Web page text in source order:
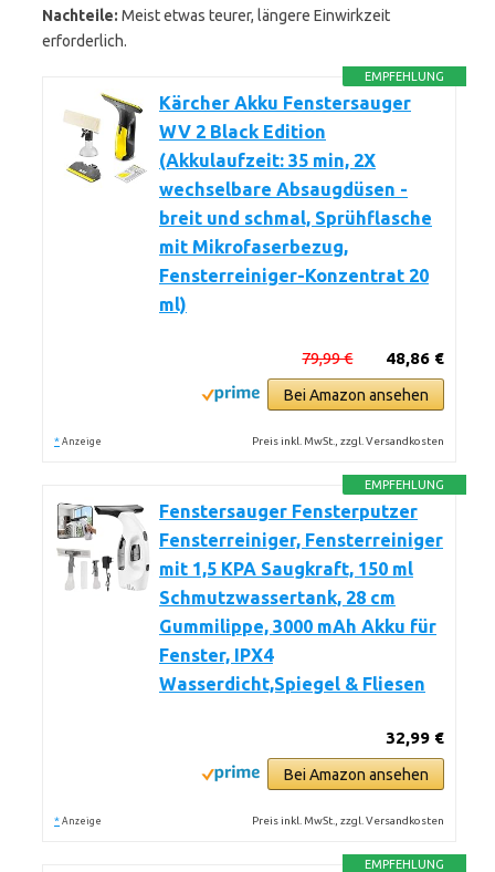
Nachteile: Meist etwas teurer, längere Einwirkzeit
erforderlich.
EMPFEHLUNG
Kärcher Akku Fenstersauger
WV 2 Black Edition
(Akkulaufzeit: 35 min, 2X
wechselbare Absaugdüsen -
breit und schmal, Sprühflasche
mit Mikrofaserbezug,
Fensterreiniger-Konzentrat 20
ml)
48,86 €
79,99 €
Bei Amazon ansehen
* Anzeige Preis inkl. MwSt., zzgl. Versandkosten
EMPFEHLUNG
Fenstersauger Fensterputzer
Fensterreiniger, Fensterreiniger
mit 1,5 KPA Saugkraft, 150 ml
Schmutzwassertank, 28 cm
Gummilippe, 3000 mAh Akku für
Fenster, IPX4
Wasserdicht,Spiegel & Fliesen
32,99 €
Bei Amazon ansehen
* Anzeige Preis inkl. MwSt., zzgl. Versandkosten
EMPFEHLUNG